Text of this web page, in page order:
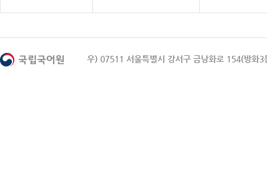
우) 07511 서울특별시 강서구 금낭화로 154(방화3